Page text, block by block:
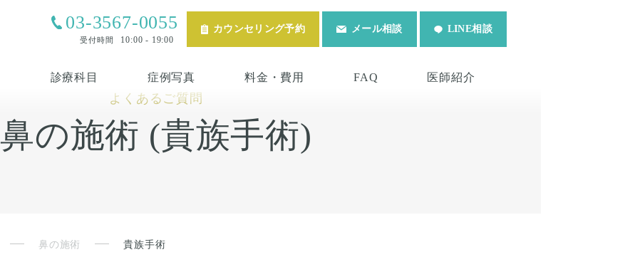
03-3567-0055
受付時間 10:00 - 19:00
カウンセリング予約 メール相談 LINE相談
診療科目 症例写真 料金・費用 FAQ 医師紹介
よくあるご質問
鼻の施術 (貴族手術)
鼻の施術 貴族手術